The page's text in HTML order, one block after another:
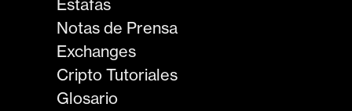
Estafas
Notas de Prensa
Exchanges
Cripto Tutoriales
Glosario